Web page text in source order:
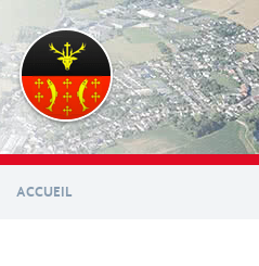
contenu
principal
ACCUEIL